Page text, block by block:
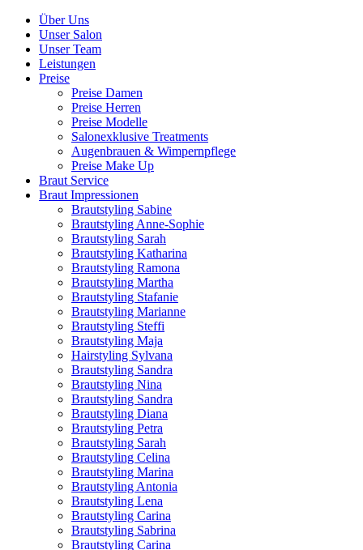
Über Uns
Unser Salon
Unser Team
Leistungen
Preise
Preise Damen
Preise Herren
Preise Modelle
Salonexklusive Treatments
Augenbrauen & Wimpernpflege
Preise Make Up
Braut Service
Braut Impressionen
Brautstyling Sabine
Brautstyling Anne-Sophie
Brautstyling Sarah
Brautstyling Katharina
Brautstyling Ramona
Brautstyling Martha
Brautstyling Stafanie
Brautstyling Marianne
Brautstyling Steffi
Brautstyling Maja
Hairstyling Sylvana
Brautstyling Sandra
Brautstyling Nina
Brautstyling Sandra
Brautstyling Diana
Brautstyling Petra
Brautstyling Sarah
Brautstyling Celina
Brautstyling Marina
Brautstyling Antonia
Brautstyling Lena
Brautstyling Carina
Brautstyling Sabrina
Brautstyling Carina